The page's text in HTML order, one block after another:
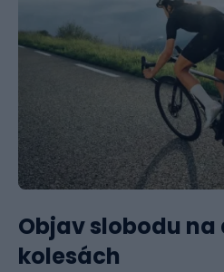
Objav slobodu na
kolesách